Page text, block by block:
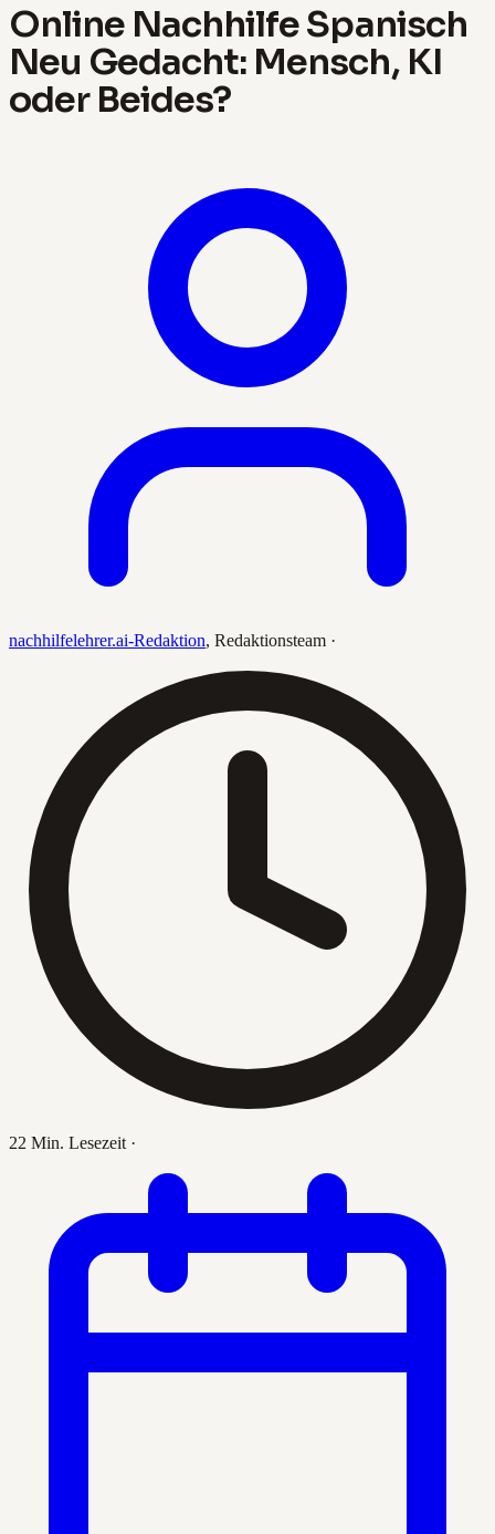
Online Nachhilfe Spanisch
Neu Gedacht: Mensch, KI
oder Beides?
nachhilfelehrer.ai-Redaktion, Redaktionsteam ·
22 Min. Lesezeit ·